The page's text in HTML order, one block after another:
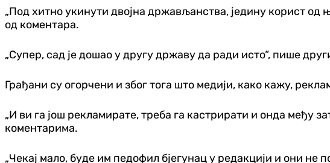
„Под хитно укинути двојна држављанства, једину корист
од коментара.
„Супер, сад је дошао у другу државу да ради исто“, пише
Грађани су огорчени и због тога што медији, како кажу,
„И ви га још рекламирате, треба га кастрирати и онда међу
коментарима.
„Чекај мало, буде им педофил бјегунац у редакцији и они не